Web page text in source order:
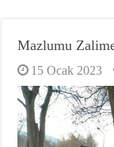
Mazlumu
15 Ocak 2023